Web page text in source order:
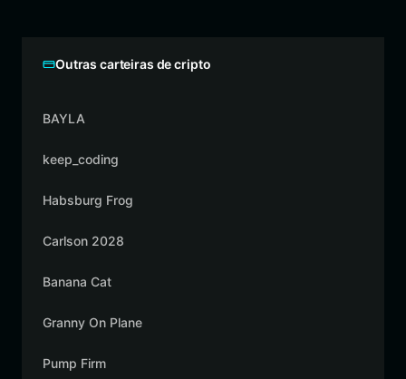
Outras carteiras de cripto
BAYLA
keep_coding
Habsburg Frog
Carlson 2028
Banana Cat
Granny On Plane
Pump Firm